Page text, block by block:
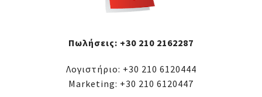
Πωλήσεις: +30 210 2162287
Λογιστήριο: +30 210 6120444
Marketing: +30 210 6120447